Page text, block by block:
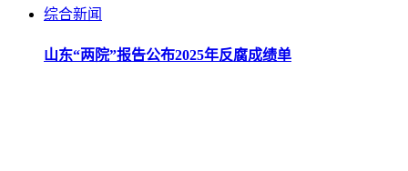
综合新闻
山东“两院”报告公布2025年反腐成绩单